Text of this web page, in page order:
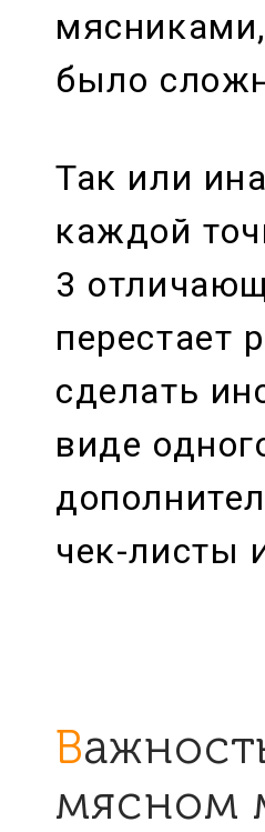
было
Так или
каждой
3
перестает
сделать
виде
чек-листы
Важность инструкций в
мясном